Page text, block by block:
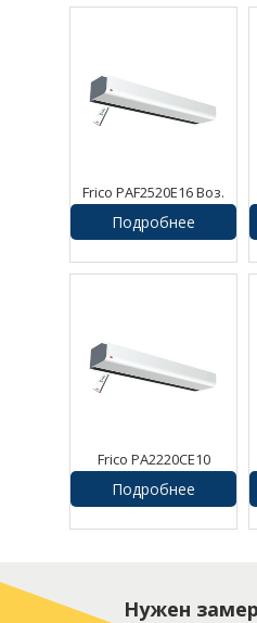
Frico PAF2520E16 Воз.
завеса Pamir
Подробнее
Frico PA2220CE10
Воздушная завеса
Подробнее
Нужен